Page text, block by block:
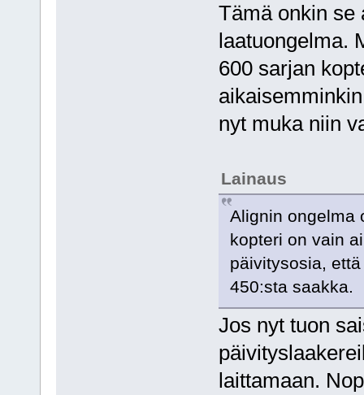
Tämä onkin se
laatuongelma.
600 sarjan
nyt muka niin
Lainaus
Alignin ongelma
kopteri on vain
päivitysosia,
450:sta saakka.
Jos nyt tuon
laittamaan.